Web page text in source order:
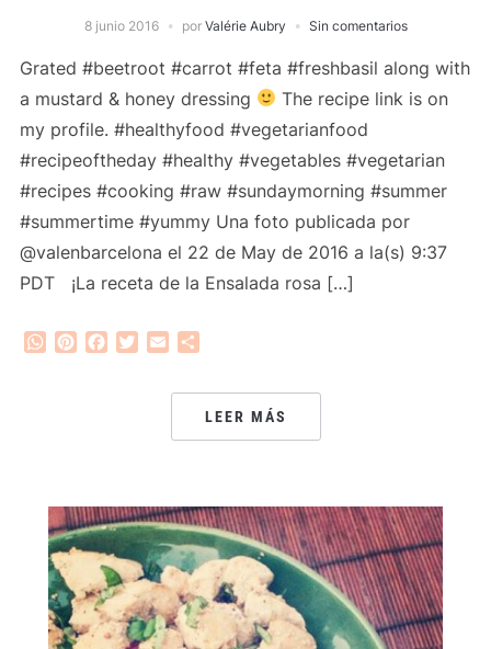
8 junio 2016 por Valérie Aubry Sin comentarios
Grated #beetroot #carrot #feta #freshbasil along with
a mustard & honey dressing
The recipe link is on
my profile. #healthyfood #vegetarianfood
#recipeoftheday #healthy #vegetables #vegetarian
#recipes #cooking #raw #sundaymorning #summer
#summertime #yummy Una foto publicada por
@valenbarcelona el 22 de May de 2016 a la(s) 9:37
PDT ¡La receta de la Ensalada rosa […]
WhatsApp
PinterestFacebook
Twitter
Email
LEER MÁS